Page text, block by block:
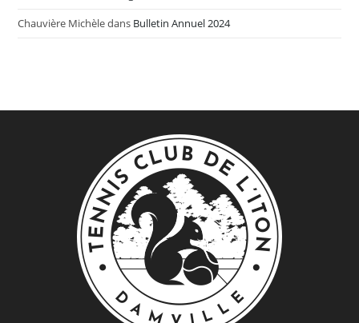
Chauvière Michèledans Bulletin Annuel 2024